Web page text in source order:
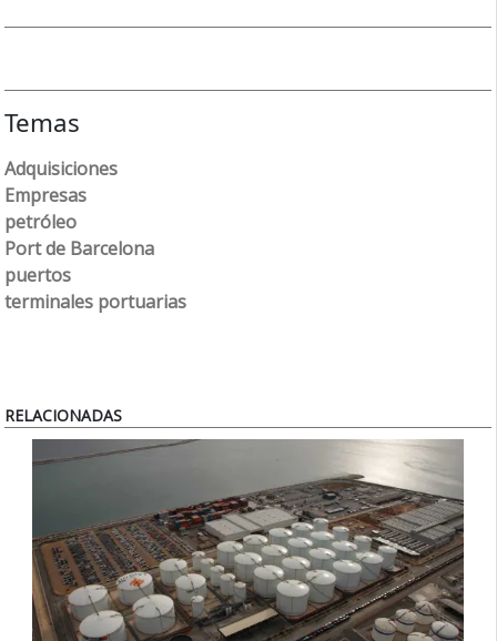
Temas
Adquisiciones
Empresas
petróleo
Port de Barcelona
puertos
terminales portuarias
RELACIONADAS